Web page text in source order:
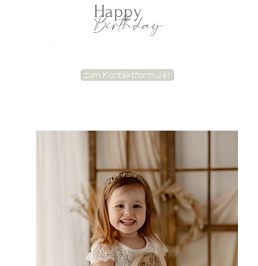
Happy
Birthday
zum Kontaktformular